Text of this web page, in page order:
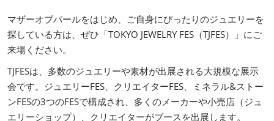
マザーオブパールをはじめ、ご自身にぴったりのジュエリーを
探している方は、ぜひ「TOKYO JEWELRY FES（TJFES）」にご
来場ください。
TJFESは、多数のジュエリーや素材が出展される大規模な展示
会です。ジュエリーFES、クリエイターFES、ミネラル&ストー
ンFESの3つのFESで構成され、多くのメーカーや小売店（ジュ
エリーショップ）、クリエイターがブースを出展します。